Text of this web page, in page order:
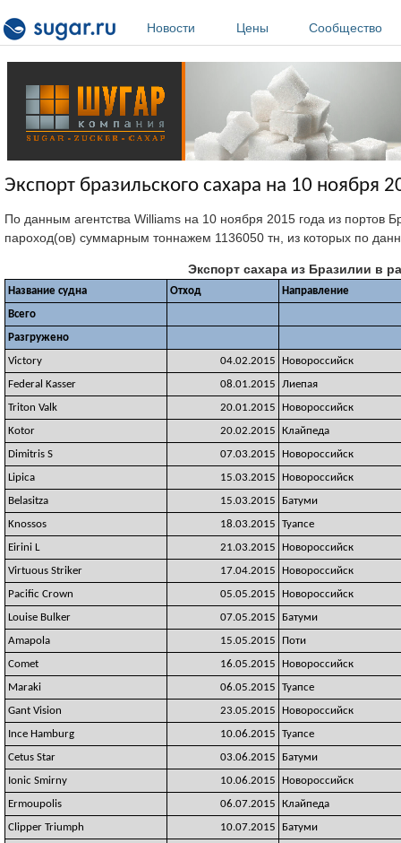
Новости
Цены Сообщество
Экспорт бразильского сахара на 10 ноября
По данным агентства Williams на 10 ноября 2015 года из портов
пароход(ов) суммарным тоннажем 1136050 тн, из которых по
Экспорт сахара из Бразилии в
Название судна Отход
Направление
Всего
Разгружено
Victory
04.02.2015
Новороссийск
Federal Kasser
08.01.2015
Лиепая
Triton Valk
20.01.2015
Новороссийск
Kotor
20.02.2015
Клайпеда
Dimitris S
07.03.2015
Новороссийск
Lipica
15.03.2015
Новороссийск
Belasitza
15.03.2015
Батуми
Knossos
18.03.2015
Туапсе
Eirini L
21.03.2015
Новороссийск
Virtuous Striker
17.04.2015
Новороссийск
Pacific Crown
05.05.2015
Новороссийск
Louise Bulker
07.05.2015
Батуми
Amapola
15.05.2015
Поти
Comet
16.05.2015
Новороссийск
Maraki
06.05.2015
Туапсе
Gant Vision
23.05.2015
Новороссийск
Ince Hamburg
10.06.2015
Туапсе
Cetus Star
03.06.2015
Батуми
Ionic Smirny
10.06.2015
Новороссийск
Ermoupolis
06.07.2015
Клайпеда
Clipper Triumph
10.07.2015
Батуми